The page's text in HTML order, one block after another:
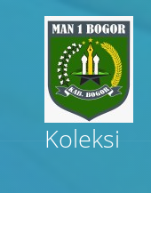
Koleksi